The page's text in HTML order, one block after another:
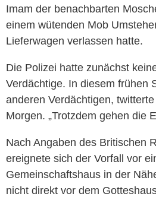
Imam der benachbarten
einem wütenden Mob
Lieferwagen verlassen hatte.
Die Polizei hatte zunächst
Verdächtige. In diesem frühen
anderen Verdächtigen,
Morgen. „Trotzdem gehen die
Nach Angaben des Britischen
ereignete sich der Vorfall vor
Gemeinschaftshaus in der
nicht direkt vor dem